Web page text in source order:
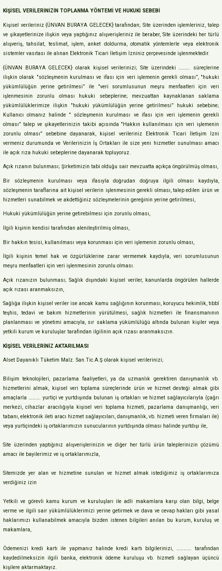
KİŞİSEL VERİLERİNİZİN TOPLANMA YÖNTEMİ VE HUKUKİ SEBEBİ
Kişisel verileriniz {ÜNVAN BURAYA GELECEK} tarafından; Site üzerinden işlemleriniz, talep
ve şikayetlerinize ilişkin veya yaptığınız alışverişleriniz ile beraber, Site üzerindeki her türlü
alışveriş, tahsilat, teslimat, işlem, anket doldurma, otomatik yöntemlerle veya elektronik
sistemler vasıtası ile alınan Elektronik Ticari İletişim İzniniz çerçevesinde işlenmektedir.
{ÜNVAN BURAYA GELECEK} olarak kişisel verilerinizi; Site üzerindeki ………. süreçlerine
ilişkin olarak "sözleşmenin kurulması ve ifası için veri işlemenin gerekli olması”, "hukuki
yükümlülüğün yerine getirilmesi” ile "veri sorumlusunun meşru menfaatleri için veri
işlenmesinin zorunlu olması hukuki sebeplerine; mevzuattan kaynaklanan saklama
yükümlülüklerimize ilişkin "hukuki yükümlülüğün yerine getirilmesi” hukuki sebebine;
Kullanıcı olmanız halinde " sözleşmenin kurulması ve ifası için veri işlemenin gerekli
olması” talep ve şikayetlerinizin takibi açısında "Hakkın kullanılması için veri işlemenin
zorunlu olması” sebebine dayanarak, kişisel verileriniz Elektronik Ticari İletişim İzni
vermeniz durumunda ve Verilerinizin İş Ortakları ile size yeni hizmetler sunulması amacı
ile açık rıza hukuki sebeplerine dayanarak topluyoruz.
Açık rızanın bulunması; Şirketimizin tabi olduğu sair mevzuatta açıkça öngörülmüş olması,
Bir sözleşmenin kurulması veya ifasıyla doğrudan doğruya ilgili olması kaydıyla,
sözleşmenin taraflarına ait kişisel verilerin işlenmesinin gerekli olması, talep edilen ürün ve
hizmetleri sunabilmek ve akdettiğiniz sözleşmelerinin gereğinin yerine getirilmesi,
Hukuki yükümlülüğün yerine getirebilmesi için zorunlu olması,
İlgili kişinin kendisi tarafından alenileştirilmiş olması,
Bir hakkın tesisi, kullanılması veya korunması için veri işlemenin zorunlu olması,
İlgili kişinin temel hak ve özgürlüklerine zarar vermemek kaydıyla, veri sorumlusunun
meşru menfaatleri için veri işlenmesinin zorunlu olması.
Açık rızanızın bulunması; Sağlık dışındaki kişisel veriler, kanunlarda öngörülen hallerde
açık rızası aranmaksızın,
Sağlığa ilişkin kişisel veriler ise ancak kamu sağlığının korunması, koruyucu hekimlik, tıbbî
teşhis, tedavi ve bakım hizmetlerinin yürütülmesi, sağlık hizmetleri ile finansmanının
planlanması ve yönetimi amacıyla, sır saklama yükümlülüğü altında bulunan kişiler veya
yetkili kurum ve kuruluşlar tarafından ilgilinin açık rızası aranmaksızın.
KİŞİSEL VERİLERİNİZ AKTARILMASI
Alset Dayanıklı Tüketim Malz. San.Tic.A.Ş olarak kişisel verilerinizi;
Bilişim teknolojileri, pazarlama faaliyetleri, ya da uzmanlık gerektiren danışmanlık vb.
hizmetlerini almak, kişisel veri toplama süreçlerinde ürün ve hizmet desteği almak gibi
amaçlarla ………. yurtiçi ve yurtdışında bulunan iş ortakları ve hizmet sağlayıcılarıyla (çağrı
merkezi, cihazlar aracılığıyla kişisel veri toplama hizmeti, pazarlama danışmanlığı, veri
tabanı, elektronik ileti aracı hizmet sağlayıcıları, danışmanlık, vb. hizmeti veren firmaları ile)
veya yurtiçindeki iş ortaklarımızın sunucularının yurtdışında olması halinde yurtdışı ile,
Site üzerinden yaptığınız alışverişlerinizin ve diğer her türlü ürün taleplerinizin çözümü
amacı ile bayilerimiz ve iş ortaklarımızla,
Sitemizde yer alan ve hizmetine sunulan ve hizmet almak istediğimiz iş ortaklarımıza
verdiğiniz izin
Yetkili ve görevli kamu kurum ve kuruluşları ile adli makamlara karşı olan bilgi, belge
verme ve ilgili sair yükümlülüklerimizi yerine getirmek ve dava ve cevap hakları gibi yasal
haklarımızı kullanabilmek amacıyla bizden istenen bilgileri anılan bu kurum, kuruluş ve
makamlara,
Ödemenizi kredi kartı ile yapmanız halinde kredi kartı bilgilerinizi, …………. tarafından
kaydedilmeksizin ilgili banka, elektronik ödeme kuruluşu vb. hizmeti sağlayan üçüncü
kişilere aktarmaktayız.